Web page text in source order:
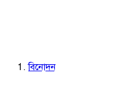
বিনোদন